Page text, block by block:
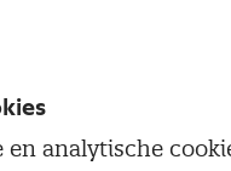
analytische